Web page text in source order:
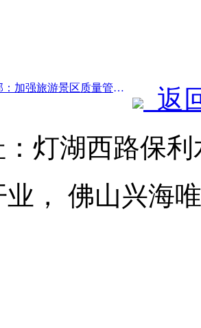
前一篇：文旅部：加强旅游景区质量管理 提升景区服务水平
返
灯湖西路保
业， 佛山兴